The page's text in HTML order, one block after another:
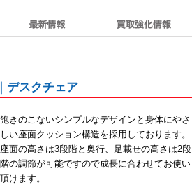
デスクチェア
飽きのこないシンプルなデザインと身体にやさ
しい座面クッション構造を採用しております。
座面の高さは3段階と奥行、足載せの高さは2段
階の調節が可能ですので成長に合わせてお使い
頂けます。